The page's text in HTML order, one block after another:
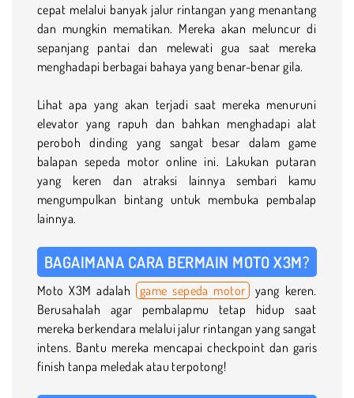
cepat melalui banyak jalur rintangan yang menantang
dan mungkin mematikan. Mereka akan meluncur di
sepanjang pantai dan melewati gua saat mereka
menghadapi berbagai bahaya yang benar-benar gila.
Lihat apa yang akan terjadi saat mereka menuruni
elevator yang rapuh dan bahkan menghadapi alat
peroboh dinding yang sangat besar dalam game
balapan sepeda motor online ini. Lakukan putaran
yang keren dan atraksi lainnya sembari kamu
mengumpulkan bintang untuk membuka pembalap
lainnya.
BAGAIMANA CARA BERMAIN MOTO X3M?
Moto X3M adalah game sepeda motor yang keren.
Berusahalah agar pembalapmu tetap hidup saat
mereka berkendara melalui jalur rintangan yang sangat
intens. Bantu mereka mencapai checkpoint dan garis
finish tanpa meledak atau terpotong!